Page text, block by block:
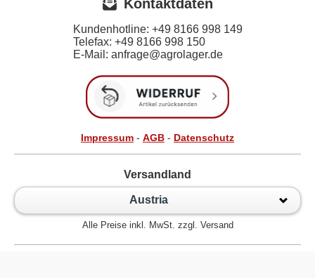
Kontaktdaten
Kundenhotline: +49 8166 998 149
Telefax: +49 8166 998 150
E-Mail: anfrage@agrolager.de
Impressum - AGB - Datenschutz
Versandland
Austria
Alle Preise inkl. MwSt. zzgl. Versand